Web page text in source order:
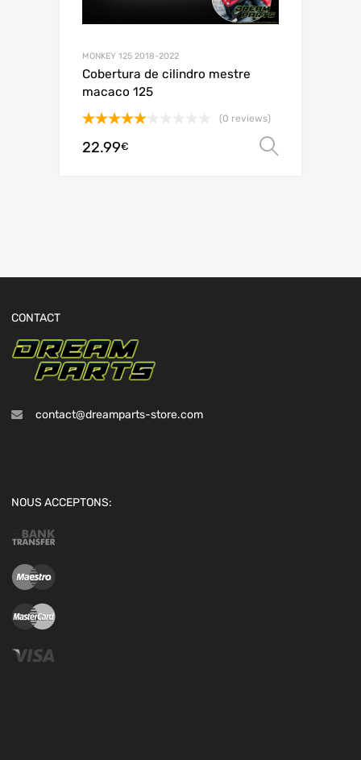
MONKEY 125 2018-2022
Cobertura de cilindro mestre
macaco 125
5.00de 5
(0 reviews)
22.99€
CONTACT
contact@dreamparts-store.com
NOUS ACCEPTONS: